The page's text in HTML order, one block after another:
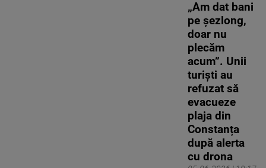
„Am dat bani
pe șezlong,
doar nu
plecăm
acum”. Unii
turiști au
refuzat să
evacueze
plaja din
Constanța
după alerta
cu drona